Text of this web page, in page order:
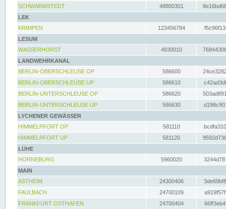
SCHWARMSTEDT
48800301
LEK
KRIMPEN
123456784
LESUM
WASSERHORST
4930010
LANDWEHRKANAL
BERLIN-OBERSCHLEUSE OP
586600
BERLIN-OBERSCHLEUSE UP
586610
BERLIN-UNTERSCHLEUSE OP
586620
BERLIN-UNTERSCHLEUSE UP
586630
LYCHENER GEWÄSSER
HIMMELPFORT OP
581110
HIMMELPFORT UP
581120
LÜHE
HORNEBURG
5960020
MAIN
ASTHEIM
24300406
FAULBACH
24700109
FRANKFURT OSTHAFEN
24700404